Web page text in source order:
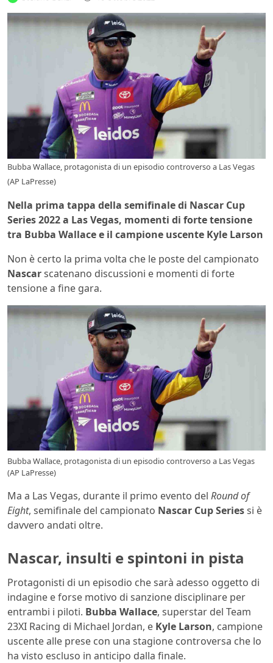
Bubba Wallace, protagonista di un episodio controverso a Las Vegas
(AP LaPresse)
Nella prima tappa della semifinale di Nascar Cup
Series 2022 a Las Vegas, momenti di forte tensione
tra Bubba Wallace e il campione uscente Kyle Larson
Non è certo la prima volta che le poste del campionato
Nascarscatenano discussioni e momenti di forte
tensione a fine gara.
Bubba Wallace, protagonista di un episodio controverso a Las Vegas
(AP LaPresse)
Ma a Las Vegas, durante il primo evento del Round of
Eight, semifinale del campionato Nascar Cup Seriessi è
davvero andati oltre.
Nascar, insulti e spintoni in pista
Protagonisti di un episodio che sarà adesso oggetto di
indagine e forse motivo di sanzione disciplinare per
entrambi i piloti. Bubba Wallace, superstar del Team
23XI Racing di Michael Jordan, e Kyle Larson, campione
uscente alle prese con una stagione controversa che lo
ha visto escluso in anticipo dalla finale.